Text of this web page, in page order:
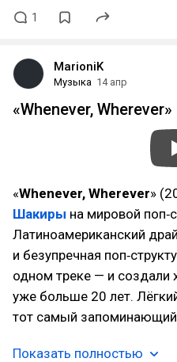
1
MarioniK
Музыка 14 апр
«Whenever, Wherever»
«Whenever, Wherever»
Шакиры на мировой
Латиноамериканский
и безупречная
одном треке — и создали
уже больше 20 лет.
тот самый
Показать полностью